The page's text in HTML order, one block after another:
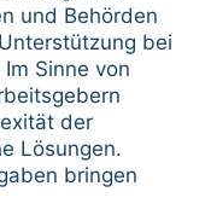
und Behörden
bei
Sinne von
der
Lösungen.
bringen